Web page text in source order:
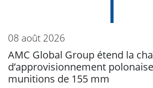
08 août 2026
AMC Global Group étend la
d’approvisionnement
munitions de 155 mm